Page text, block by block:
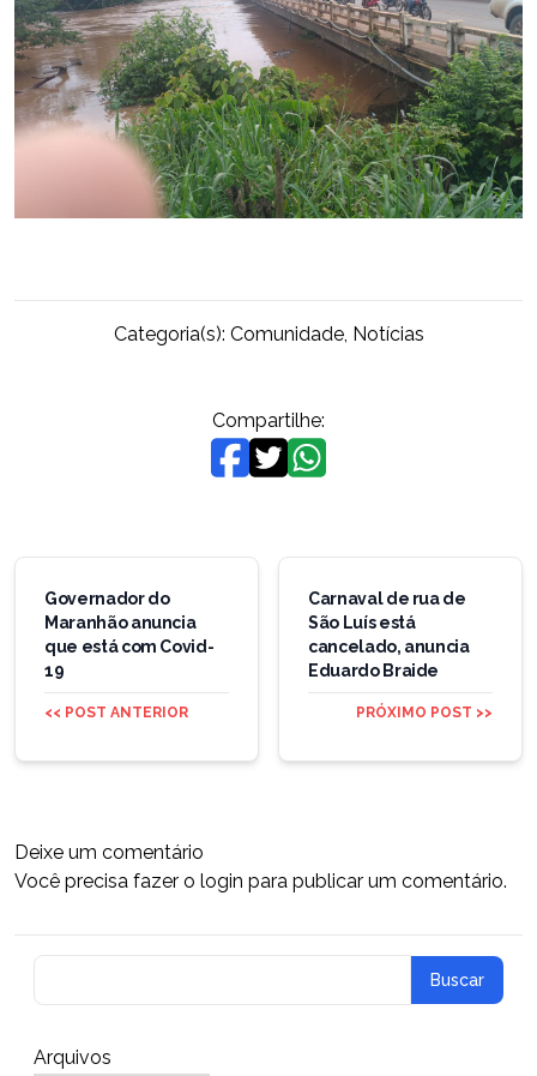
Categoria(s): Comunidade, Notícias
Compartilhe:
Navegação
Post
Governador do
Maranhão anuncia
que está com Covid-
19
<< POST ANTERIOR
Carnaval de rua de
São Luís está
cancelado, anuncia
Eduardo Braide
PRÓXIMO POST >>
Deixe um comentário
Você precisa fazer o login para publicar um comentário.
Arquivos